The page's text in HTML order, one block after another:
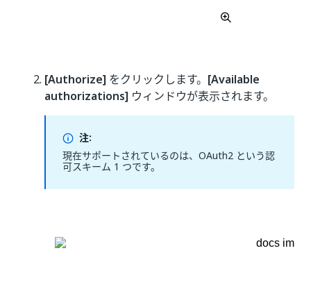
[Authorize] をクリックします。 [Available
authorizations] ウィンドウが表示されます。
注:
現在サポートされているのは、OAuth2 という認
可スキーム 1 つです。